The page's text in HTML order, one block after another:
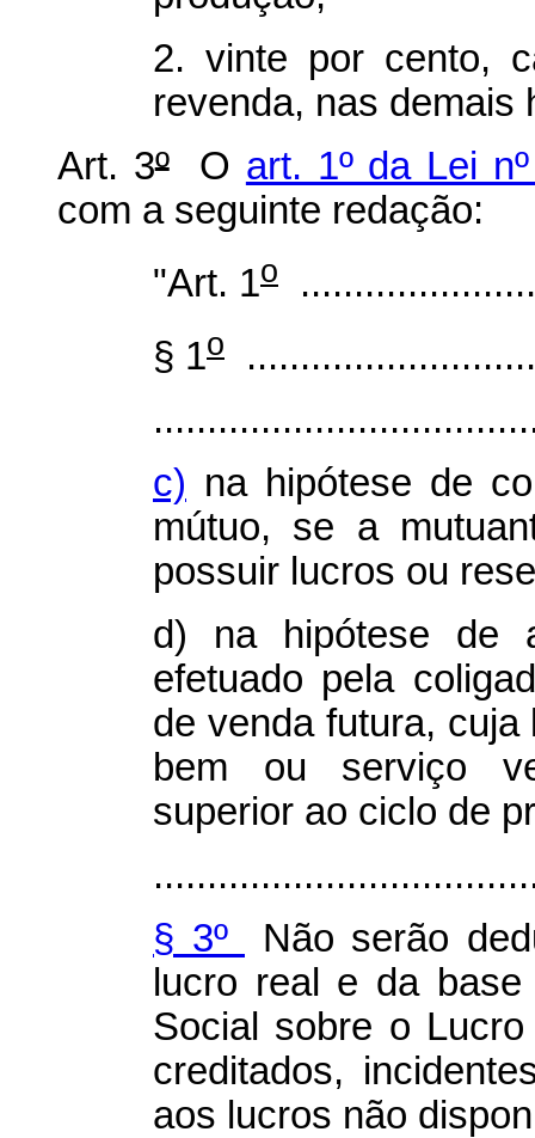
2. vinte por cento,
revenda, nas demais
Art. 3ºO art. 1º da Lei
com a seguinte redação:
"Art. 1o
§ 1o
c) na hipótese de
mútuo, se a
possuir lucros ou
d) na hipótese de
efetuado pela
de venda futura,
bem ou serviço
superior ao ciclo de
§ 3º
Não serão
lucro real e da
Social sobre o
creditados,
aos lucros não